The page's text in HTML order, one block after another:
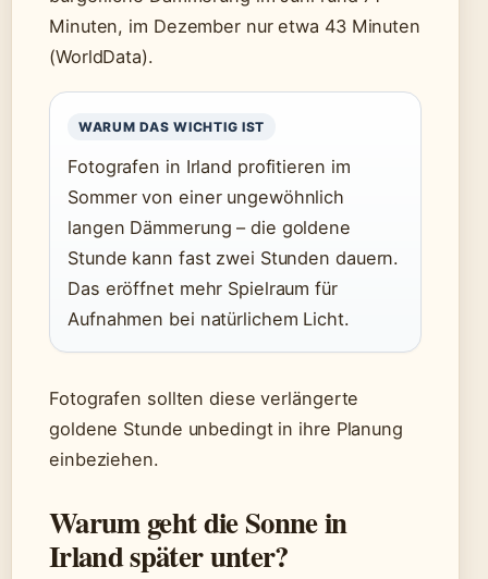
Minuten, im Dezember nur etwa 43 Minuten
(WorldData).
WARUM DAS WICHTIG IST
Fotografen in Irland profitieren im
Sommer von einer ungewöhnlich
langen Dämmerung – die goldene
Stunde kann fast zwei Stunden dauern.
Das eröffnet mehr Spielraum für
Aufnahmen bei natürlichem Licht.
Fotografen sollten diese verlängerte
goldene Stunde unbedingt in ihre Planung
einbeziehen.
Warum geht die Sonne in
Irland später unter?